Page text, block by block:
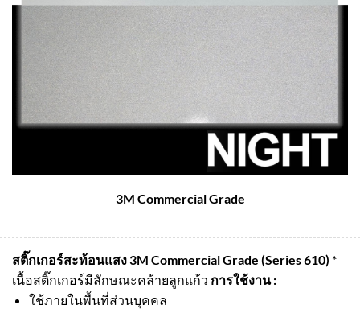
3M Commercial Grade
สติ๊กเกอร์สะท้อนแสง 3M Commercial Grade (Series 610) *
เนื้อสติ๊กเกอร์มีลักษณะคล้ายลูกแก้ว การใช้งาน :
ใช้ภายในพื้นที่ส่วนบุคคล